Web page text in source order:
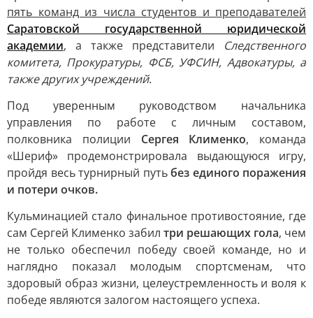
пять команд из числа студентов и преподавателей
Саратовской государственной юридической
академии, а также представители Следственного
комитета, Прокуратуры, ФСБ, УФСИН, Адвокатуры, а
также других учреждений.
Под уверенным руководством начальника
управления по работе с личным составом,
полковника полиции Сергея Клименко, команда
«Шериф» продемонстрировала выдающуюся игру,
пройдя весь турнирный путьбез единого поражения
и потери очков.
Кульминацией стало финальное противостояние, где
сам Сергей Клименко забил три решающих гола, чем
не только обеспечил победу своей команде, но и
наглядно показал молодым спортсменам, что
здоровый образ жизни, целеустремленность и воля к
победе являются залогом настоящего успеха.